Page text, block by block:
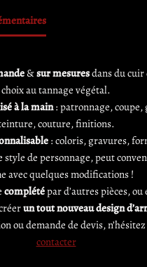
&sur mesuresdans du cuir
choix au tannage végétal.
à la main: patronnage, coupe,
couture, finitions.
: coloris, gravures,
de personnage, peut
avec quelques modifications !
complétépar d’autres pièces, ou
un tout nouveau design
ou demande de devis, n’hésitez
contacter